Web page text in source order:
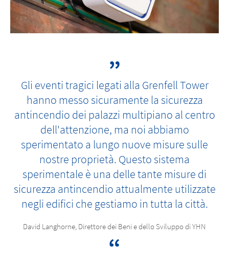
Gli eventi tragici legati alla Grenfell Tower
hanno messo sicuramente la sicurezza
antincendio dei palazzi multipiano al centro
dell'attenzione, ma noi abbiamo
sperimentato a lungo nuove misure sulle
nostre proprietà. Questo sistema
sperimentale è una delle tante misure di
sicurezza antincendio attualmente utilizzate
negli edifici che gestiamo in tutta la città.
David Langhorne, Direttore dei Beni e dello Sviluppo di YHN